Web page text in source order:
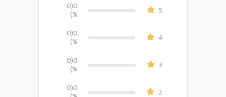
5
0
(0
%)
4
0
(0
%)
3
0
(0
%)
2
0
(0